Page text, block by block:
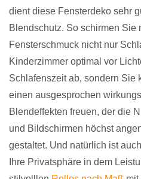
dient diese Fensterdeko sehr
Blendschutz. So schirmen Sie
Fensterschmuck nicht nur
Kinderzimmer optimal vor
Schlafenszeit ab, sondern Sie
einen ausgesprochen
Blendeffekten freuen, der die
und Bildschirmen höchst
gestaltet. Und natürlich ist
Ihre Privatsphäre in dem